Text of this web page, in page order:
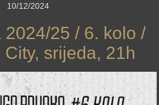
10/12/2024
2024/25 / 6. kolo /
srijeda, 21h